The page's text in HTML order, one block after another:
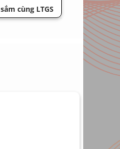
sắm cùng LTGS